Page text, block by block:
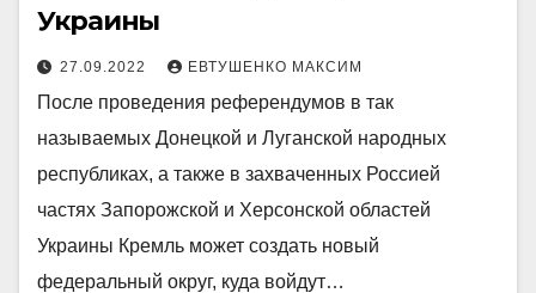
Украины
27.09.2022 ЕВТУШЕНКО МАКСИМ
После проведения референдумов в так
называемых Донецкой и Луганской народных
республиках, а также в захваченных Россией
частях Запорожской и Херсонской областей
Украины Кремль может создать новый
федеральный округ, куда войдут…